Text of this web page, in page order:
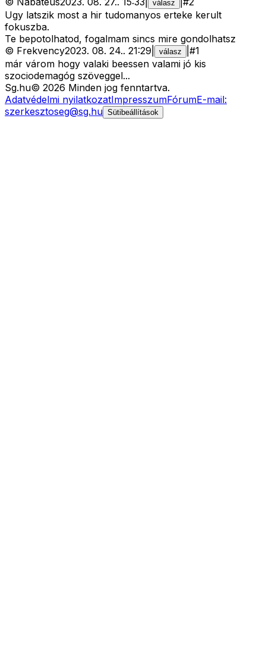
válasz
Ugy latszik most a hir tudomanyos erteke kerult
fokuszba.
Te bepotolhatod, fogalmam sincs mire gondolhatsz
© Frekvency2023. 08. 24.. 21:29 válasz #1
már várom hogy valaki beessen valami jó kis
szociodemagóg szöveggel...
Sg.hu© 2026 Minden jog fenntartva.
Adatvédelmi nyilatkozatImpresszumFórumE-mail:
szerkesztoseg@sg.hu Sütibeállítások